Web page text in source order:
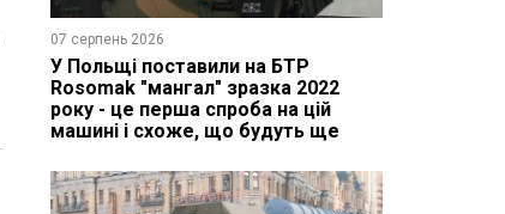
07 серпень 2026
У Польщі поставили на БТР
Rosomak "мангал" зразка 2022
року - це перша спроба на цій
машині і схоже, що будуть ще